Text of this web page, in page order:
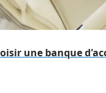
une banque